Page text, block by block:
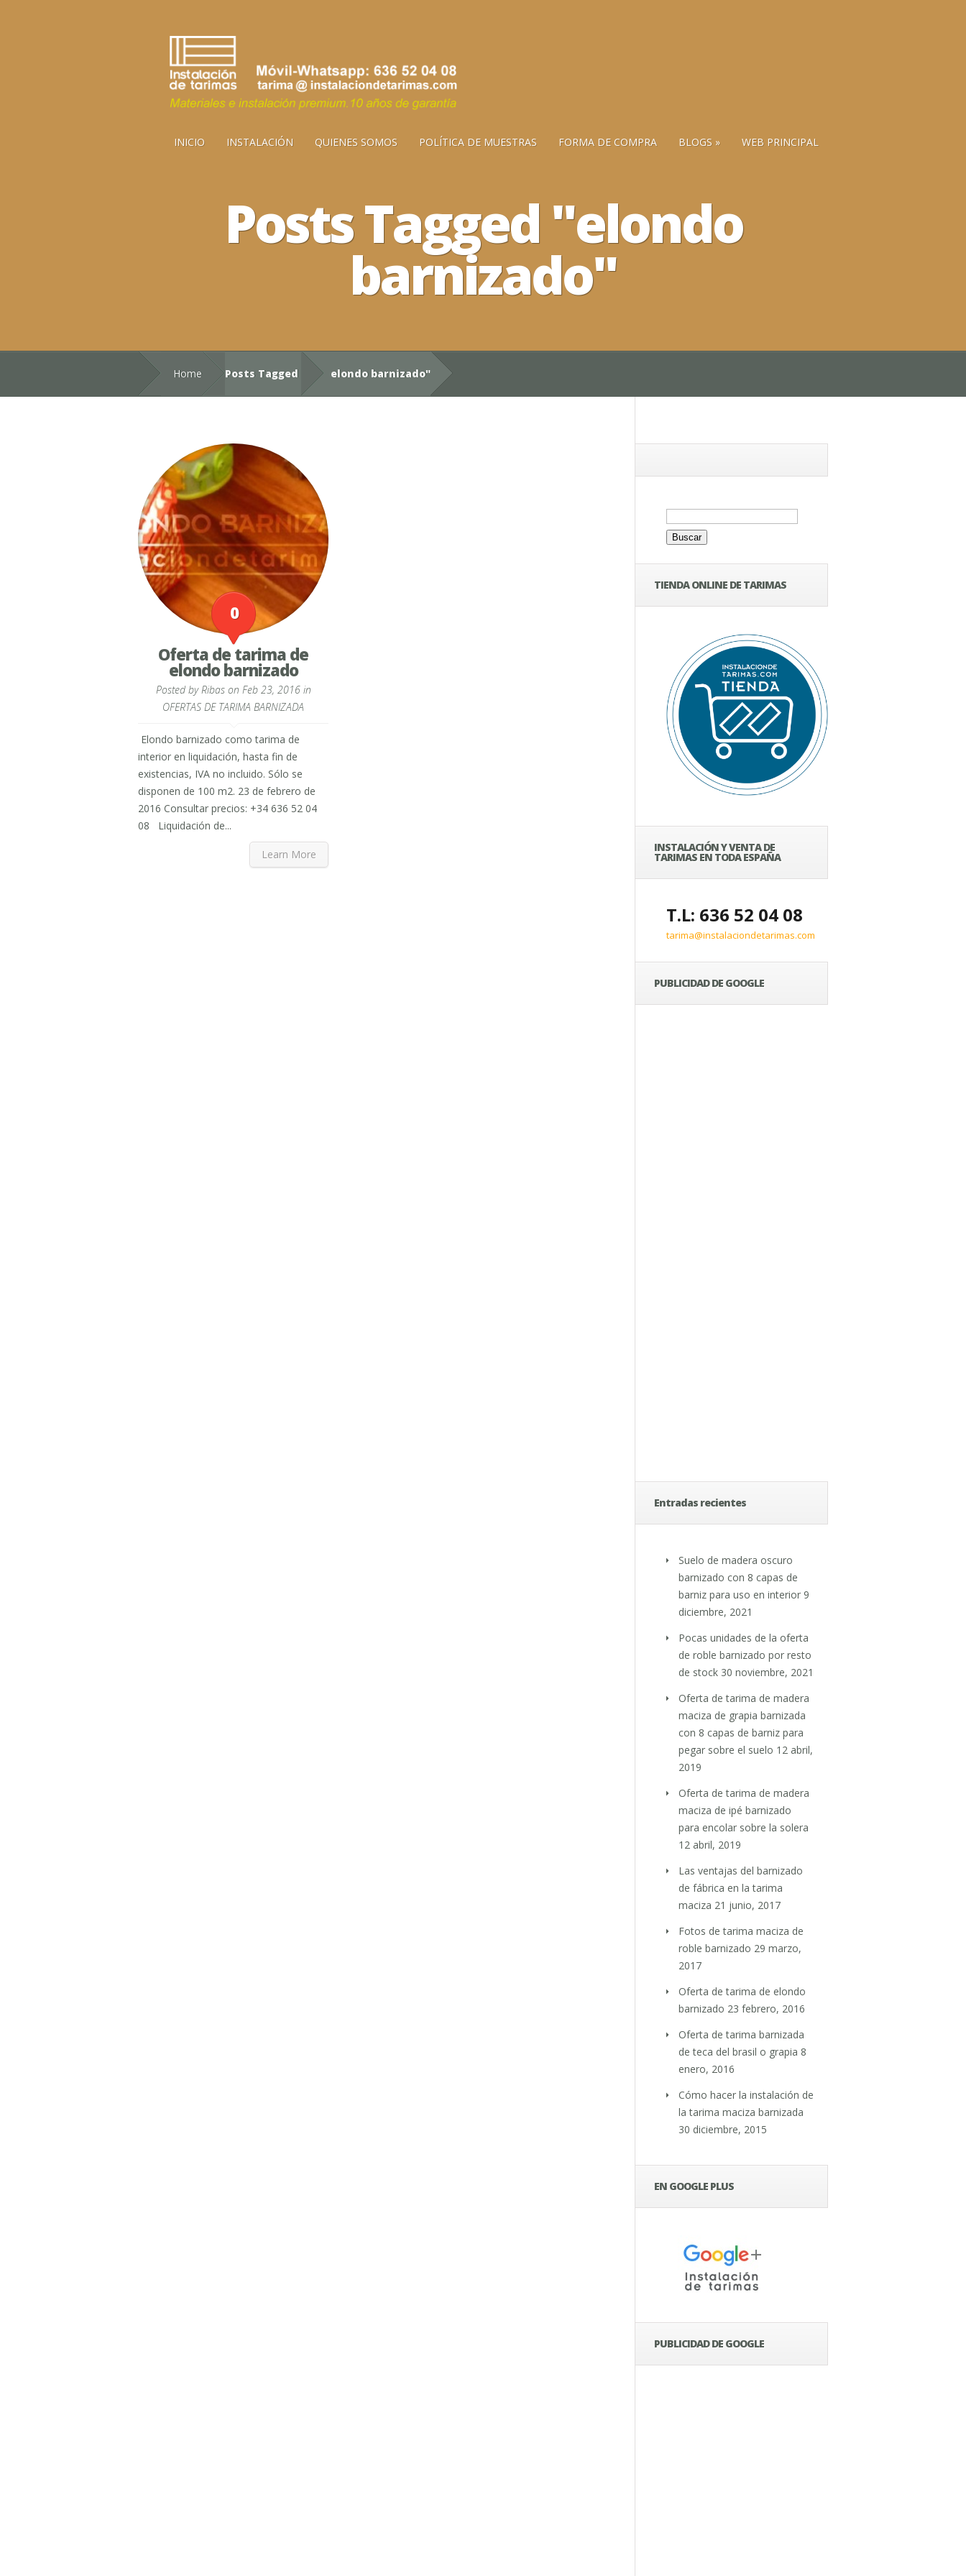
INICIO INSTALACIÓN QUIENES SOMOS POLÍTICA DE MUESTRAS FORMA DE COMPRA BLOGS WEB PRINCIPAL
Posts Tagged "elondo
barnizado"
Home Posts Tagged elondo barnizado"
0
Oferta de tarima de
elondo barnizado
Posted byRibason Feb 23, 2016 in
OFERTAS DE TARIMA BARNIZADA
Elondo barnizado como tarima de
interior en liquidación, hasta fin de
existencias, IVA no incluido. Sólo se
disponen de 100 m2. 23 de febrero de
2016 Consultar precios: +34 636 52 04
08 Liquidación de...
Learn More
Buscar:
TIENDA ONLINE DE TARIMAS
INSTALACIÓN Y VENTA DE
TARIMAS EN TODA ESPAÑA
T.L: 636 52 04 08
tarima@instalaciondetarimas.com
PUBLICIDAD DE GOOGLE
Entradas recientes
Suelo de madera oscuro
barnizado con 8 capas de
barniz para uso en interior 9
diciembre, 2021
Pocas unidades de la oferta
de roble barnizado por resto
de stock 30 noviembre, 2021
Oferta de tarima de madera
maciza de grapia barnizada
con 8 capas de barniz para
pegar sobre el suelo 12 abril,
2019
Oferta de tarima de madera
maciza de ipé barnizado
para encolar sobre la solera
12 abril, 2019
Las ventajas del barnizado
de fábrica en la tarima
maciza 21 junio, 2017
Fotos de tarima maciza de
roble barnizado 29 marzo,
2017
Oferta de tarima de elondo
barnizado 23 febrero, 2016
Oferta de tarima barnizada
de teca del brasil o grapia 8
enero, 2016
Cómo hacer la instalación de
la tarima maciza barnizada
30 diciembre, 2015
EN GOOGLE PLUS
PUBLICIDAD DE GOOGLE